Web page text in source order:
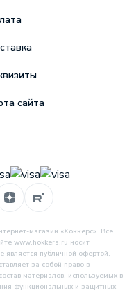
сайта
магазин «Хоккерс». Все
www.hokkers.ru носит
является публичной офертой,
за собой право в
материалов, используемых в
функциональных и защитных